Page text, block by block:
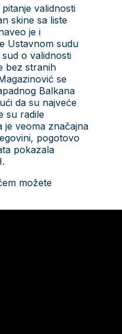
validnosti
skine sa liste
je i
Ustavnom sudu
o validnosti
bez stranih
se
Balkana
da su najveće
su radile
je veoma značajna
pogotovo
pokazala
možete